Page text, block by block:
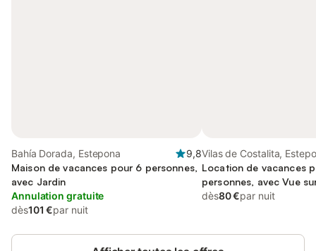
Bahía Dorada, Estepona
9,8
Maison de vacances pour 6 personnes,
avec Jardin
Annulation gratuite
dès101 €par nuit
Vilas de Costalita,
Location de vacances
personnes, avec Vue
que Terrasse et Piscine
dès80 €par nuit